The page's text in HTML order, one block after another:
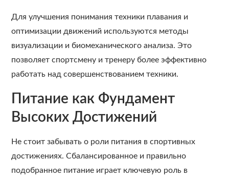
Для улучшения понимания техники плавания и
оптимизации движений используются методы
визуализации и биомеханического анализа. Это
позволяет спортсмену и тренеру более эффективно
работать над совершенствованием техники.
Питание как Фундамент
Высоких Достижений
Не стоит забывать о роли питания в спортивных
достижениях. Сбалансированное и правильно
подобранное питание играет ключевую роль в